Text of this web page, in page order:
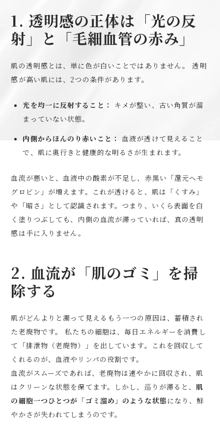
1. 透明感の正体は「光の反
射」と「毛細血管の赤み」
肌の透明感とは、単に色が白いことではありません。 透明
感が高い肌には、2つの条件があります。
光を均一に反射すること：
キメが整い、古い角質が溜
まっていない状態。
内側からほんのり赤いこと： 血液が透けて見えること
で、肌に奥行きと健康的な明るさが生まれます。
血流が悪いと、血液中の酸素が不足し、赤黒い「還元ヘモ
グロビン」が増えます。これが透けると、肌は「くすみ」
や「暗さ」として認識されます。つまり、いくら表面を白
く塗りつぶしても、内側の血流が滞っていれば、真の透明
感は手に入りません。
2. 血流が「肌のゴミ」を掃
除する
肌がどんよりと濁って見えるもう一つの原因は、蓄積され
た老廃物です。 私たちの細胞は、毎日エネルギーを消費し
て「排泄物（老廃物）」を出しています。これを回収して
くれるのが、血液やリンパの役割です。
血流がスムーズであれば、老廃物は速やかに回収され、肌
はクリーンな状態を保てます。しかし、巡りが滞ると、肌
の細胞一つひとつが「ゴミ溜め」のような状態になり、鮮
やかさが失われてしまうのです。